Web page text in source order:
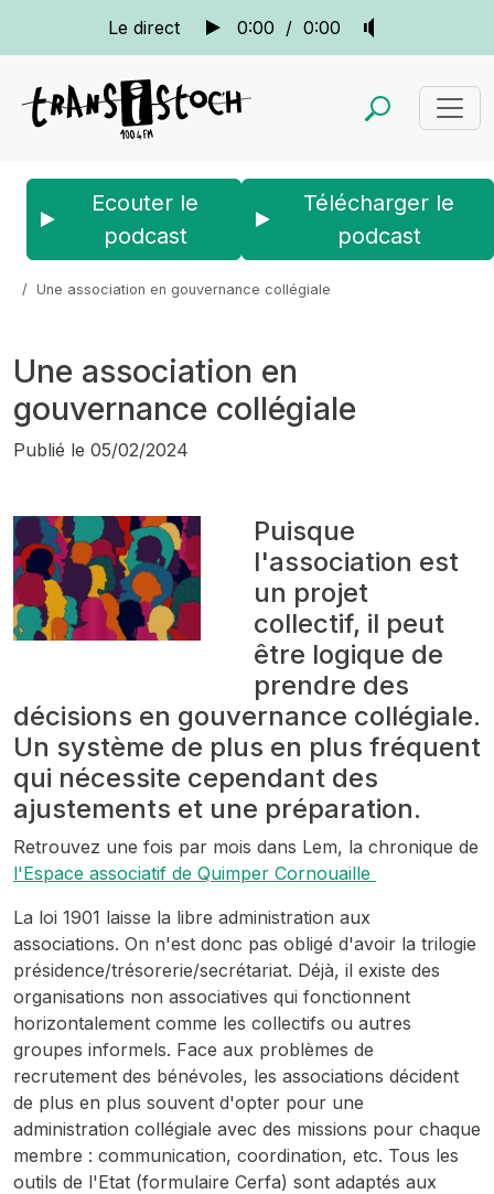
Le direct 0:00 / 0:00
Ecouter le
podcast
Télécharger le
podcast
Une association en gouvernance collégiale
Une association en
gouvernance collégiale
Publié le 05/02/2024
Puisque
l'association est
un projet
collectif, il peut
être logique de
prendre des
décisions en gouvernance collégiale.
Un système de plus en plus fréquent
qui nécessite cependant des
ajustements et une préparation.
Retrouvez une fois par mois dans Lem, la chronique de
l'Espace associatif de Quimper Cornouaille
La loi 1901 laisse la libre administration aux
associations. On n'est donc pas obligé d'avoir la trilogie
présidence/trésorerie/secrétariat. Déjà, il existe des
organisations non associatives qui fonctionnent
horizontalement comme les collectifs ou autres
groupes informels. Face aux problèmes de
recrutement des bénévoles, les associations décident
de plus en plus souvent d'opter pour une
administration collégiale avec des missions pour chaque
membre : communication, coordination, etc. Tous les
outils de l'Etat (formulaire Cerfa) sont adaptés aux